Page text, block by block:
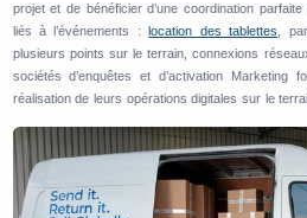
projet et de bénéficier d’une coordination
liés à l’événements :
location des tablettes
,
plusieurs points sur le terrain, connexions
sociétés d’enquêtes et d’activation Marketing
réalisation de leurs opérations digitales sur le